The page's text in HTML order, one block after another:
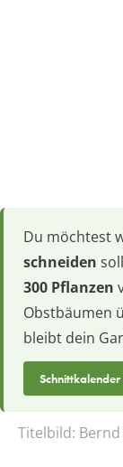
Du möchtest
schneiden
300 Pflanzen
Obstbäumen
bleibt dein
Titelbild: